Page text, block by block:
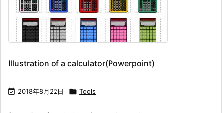
Illustration of a calculator(Powerpoint)
 2018年8月22日  Tools